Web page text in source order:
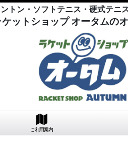
トン・ソフトテニス・硬式テニ
ットショップ オータムの
ご利用案内